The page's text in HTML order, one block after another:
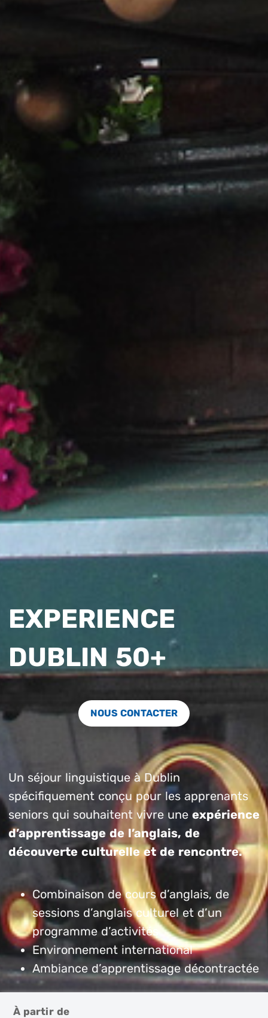
EXPERIENCE
DUBLIN 50+
NOUS CONTACTER
Un séjour linguistique à Dublin
spécifiquement conçu pour les apprenants
seniors qui souhaitent vivre une expérience
d’apprentissage de l’anglais, de
découverte culturelle et de rencontre.
Combinaison de cours d’anglais, de
sessions d’anglais culturel et d’un
programme d’activités
Environnement international
Ambiance d’apprentissage décontractée
À partir de